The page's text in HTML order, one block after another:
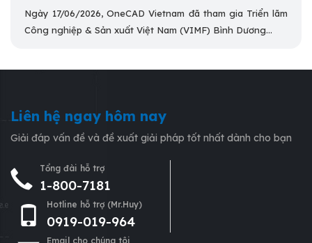
Ngày 17/06/2026, OneCAD Vietnam đã tham gia Triển lãm
Công nghiệp & Sản xuất Việt Nam (VIMF) Bình Dương...
Liên hệ ngay hôm nay
Giải đáp vấn đề và đề xuất giải pháp tốt nhất dành cho bạn
Tổng đài hỗ trợ
1-800-7181
Hotline hỗ trợ (Mr.Huy)
0919-019-964
Email cho chúng tôi